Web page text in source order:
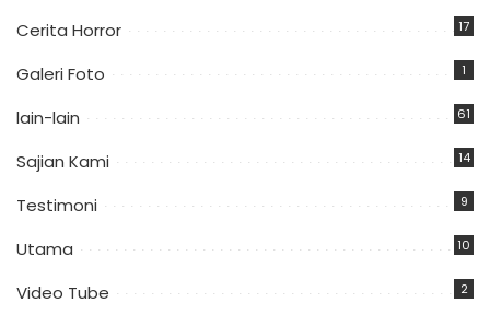
Cerita Horror 17
Galeri Foto 1
lain-lain 61
Sajian Kami 14
Testimoni 9
Utama 10
Video Tube 2